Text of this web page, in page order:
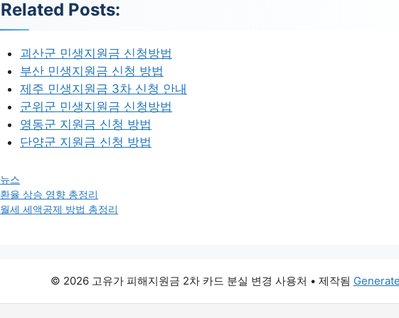
Related Posts:
괴산군 민생지원금 신청방법
부산 민생지원금 신청 방법
제주 민생지원금 3차 신청 안내
군위군 민생지원금 신청방법
영동군 지원금 신청 방법
단양군 지원금 신청 방법
카
테
고
뉴스
환율 상승 영향 총정리
월세 세액공제 방법 총정리
© 2026 고유가 피해지원금 2차 카드 분실 변경 사용처 • 제작됨